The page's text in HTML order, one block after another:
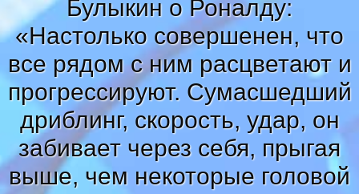
Булыкин о Роналду:
«Настолько совершенен, что
все рядом с ним расцветают и
прогрессируют. Сумасшедший
дриблинг, скорость, удар, он
забивает через себя, прыгая
выше, чем некоторые головой
Тренды новостей»
Рубрики »
Правила
Контакт